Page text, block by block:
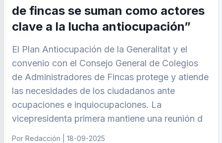
de fincas se suman como actores
clave a la lucha antiocupación”
El Plan Antiocupación de la Generalitat y el
convenio con el Consejo General de Colegios
de Administradores de Fincas protege y atiende
las necesidades de los ciudadanos ante
ocupaciones e inquiocupaciones. La
vicepresidenta primera mantiene una reunión d
Por Redacción | 18-09-2025